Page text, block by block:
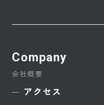
Company
会社概要
アクセス